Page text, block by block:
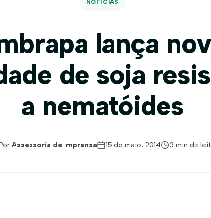
NOTÍCIAS
lança
de soja
a nematóides
Assessoria de Imprensa 15 de maio, 2014 3 min de